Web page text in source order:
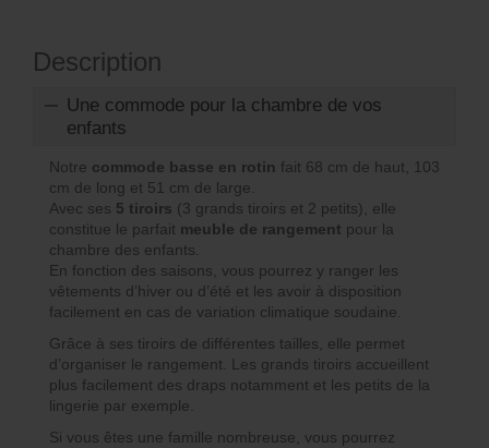
Description
Une commode pour la chambre de vos
enfants
Notre commode basse en rotin fait 68 cm de haut, 103
cm de long et 51 cm de large.
Avec ses 5 tiroirs (3 grands tiroirs et 2 petits), elle
constitue le parfait meuble de rangement pour la
chambre des enfants.
En fonction des saisons, vous pourrez y ranger les
vêtements d’hiver ou d’été et les avoir à disposition
facilement en cas de variation climatique soudaine.
Grâce à ses tiroirs de différentes tailles, elle permet
d’organiser le rangement. Les grands tiroirs accueillent
plus facilement des draps notamment et les petits de la
lingerie par exemple.
Si vous êtes une famille nombreuse, vous pourrez